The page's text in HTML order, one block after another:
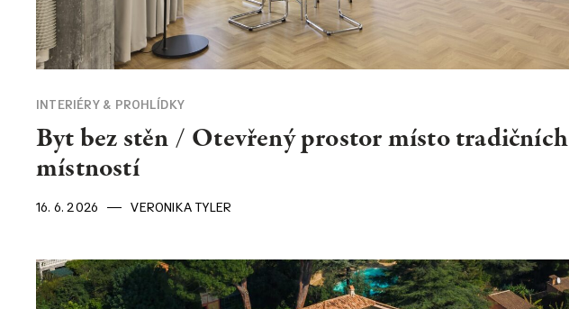
INTERIÉRY & PROHLÍDKY
Byt bez stěn / Otevřený prostor místo tradičních
místností
16. 6. 2026 VERONIKA TYLER